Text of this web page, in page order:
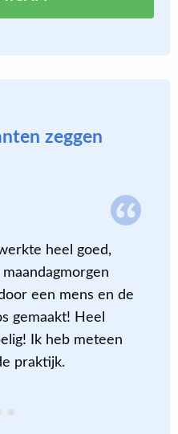
zeggen
heel goed,
een mens en de
gemaakt! Heel
Ik heb meteen
praktijk.